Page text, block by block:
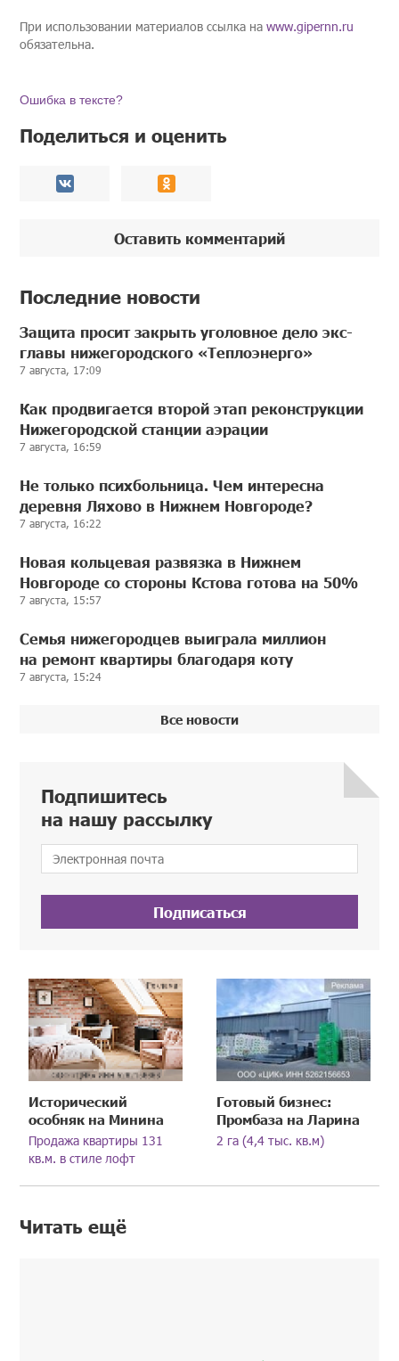
При использовании материалов ссылка наwww.gipernn.ru
обязательна.
Ошибка в тексте?
Поделиться и оценить
Оставить комментарий
Последние новости
Защита просит закрыть уголовное дело экс-
главы нижегородского «Теплоэнерго»
7 августа, 17:09
Как продвигается второй этап реконструкции
Нижегородской станции аэрации
7 августа, 16:59
Не только психбольница. Чем интересна
деревня Ляхово в Нижнем Новгороде?
7 августа, 16:22
Новая кольцевая развязка в Нижнем
Новгороде со стороны Кстова готова на 50%
7 августа, 15:57
Семья нижегородцев выиграла миллион
на ремонт квартиры благодаря коту
7 августа, 15:24
Все новости
Подпишитесь
на нашу рассылку
Подписаться
Исторический
особняк на Минина
Продажа квартиры 131
кв.м. в стиле лофт
Готовый бизнес:
Промбаза на Ларина
2 га (4,4 тыс. кв.м)
Читать ещё